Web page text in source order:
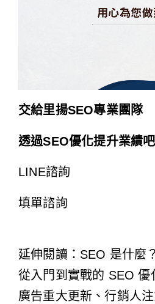
交給里揚SEO專業團隊
透過SEO優化提升業績吧
LINE諮詢
填單諮詢
延伸閱讀： SEO 是什麼
從入門到實戰的 SEO 優
廣告重大更新、行銷人